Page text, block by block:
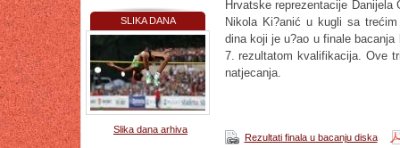
SLIKA DANA
Slika dana arhiva
Hrvatske reprezentacije
Nikola Ki?anić u kugli sa
dina koji je u?ao u finale
7. rezultatom kvalifikacija. Ove
natjecanja.
Rezultati finala u bacanju diska